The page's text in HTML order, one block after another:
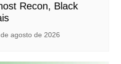
Recon, Black
agosto de 2026